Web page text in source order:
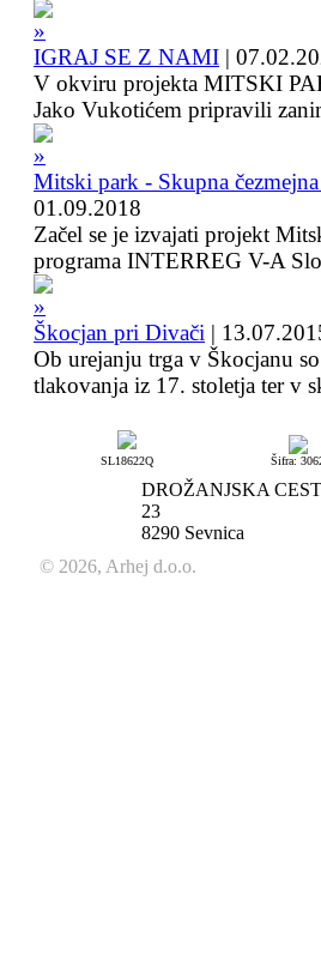
IGRAJ SE Z NAMI |
V okviru projekta MITSKI
Jako Vukotićem pripravili
Mitski park - Skupna
01.09.2018
Začel se je izvajati projekt
programa INTERREG V-A
Škocjan pri Divači |
Ob urejanju trga v Škocjanu
tlakovanja iz 17. stoletja ter v
SL18622Q Šifra:
DROŽANJSKA
23
8290 Sevnica
© 2026, Arhej d.o.o.